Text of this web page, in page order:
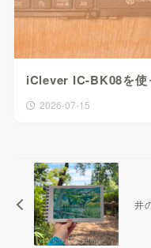
iClever IC-BK08を使
2026-07-15
井